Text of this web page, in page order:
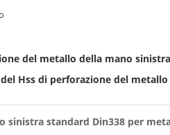
del metallo della mano
Hss di perforazione del metallo
sinistra standard Din338 per